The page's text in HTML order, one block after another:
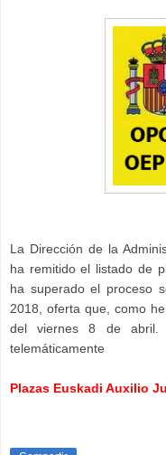
La Dirección de la
ha remitido el listado de
ha superado el proceso
2018, oferta que, como
del viernes 8 de abril.
telemáticamente
Plazas Euskadi Auxilio